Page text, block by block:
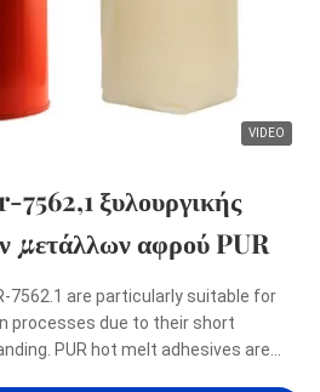
VIDEO
7562,1 ξυλουργικής
μετάλλων αφρού PUR
7562.1 are particularly suitable for
processes due to their short
PUR hot melt adhesives are